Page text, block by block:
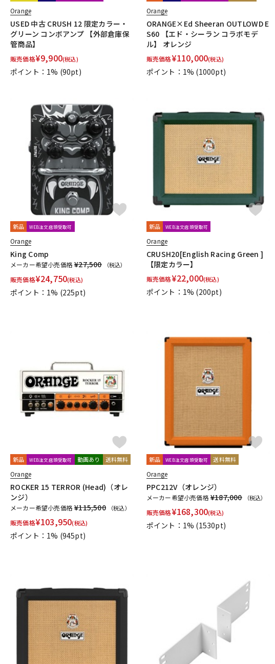
Orange
USED 中古 CRUSH 12 限定カラー・
グリーン コンボアンプ 【外部倉庫保
管商品】
販売価格¥9,900(税込)
ポイント：1% (90pt)
Orange
ORANGE×Ed Sheeran OUTLOWD E
S60 【エド・シーラン コラボモデ
ル】 オレンジ
販売価格¥110,000(税込)
ポイント：1% (1000pt)
新品 WEB注文店頭受取可
Orange
King Comp
メーカー希望小売価格¥27,500 （税込）
販売価格¥24,750(税込)
ポイント：1% (225pt)
新品 WEB注文店頭受取可
Orange
CRUSH20[English Racing Green ]
【限定カラー】
販売価格¥22,000(税込)
ポイント：1% (200pt)
新品 WEB注文店頭受取可 動画あり 送料無料
Orange
ROCKER 15 TERROR (Head)（オレ
ンジ）
メーカー希望小売価格¥115,500 （税込）
販売価格¥103,950(税込)
ポイント：1% (945pt)
新品 WEB注文店頭受取可 送料無料
Orange
PPC212V（オレンジ）
メーカー希望小売価格¥187,000 （税込）
販売価格¥168,300(税込)
ポイント：1% (1530pt)